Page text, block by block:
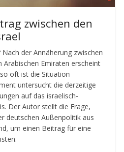
zwischen den
der Annäherung zwischen
Arabischen Emiraten erscheint
oft ist die Situation
untersucht die derzeitige
auf das israelisch-
Der Autor stellt die Frage,
deutschen Außenpolitik aus
um einen Beitrag für eine